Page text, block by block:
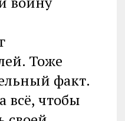
Тоже
факт.
всё, чтобы